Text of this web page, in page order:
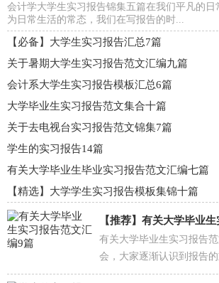
会计学大学生实习报告锦集五篇在我们平凡的
为日常生活的常态，我们在写报告的时...
【必备】大学生实习报告汇总7篇
关于暑期大学生实习报告范文汇编九篇
会计系大学生实习报告模板汇总6篇
大学毕业生实习报告范文集合十篇
关于去电视台实习报告范文锦集7篇
学生的实习报告14篇
有关大学毕业生毕业实习报告范文汇编七篇
【精选】大学学生实习报告模板集锦十篇
【推荐】 有关大学毕业
篇
有关大学毕业生实习报告
会，大家逐渐认识到报告
报告具有不同的用途。其